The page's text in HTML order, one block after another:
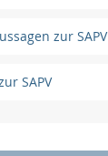
zur SAPV
SAPV